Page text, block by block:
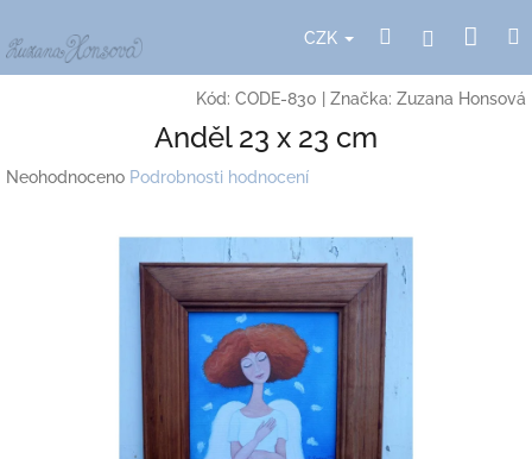
na
obsah
CZK HledatPřihlášení
Kód: CODE-830 Značka: Zuzana Honsová
Anděl 23 x 23 cm
Průměrné
Neohodnoceno Podrobnosti hodnocení